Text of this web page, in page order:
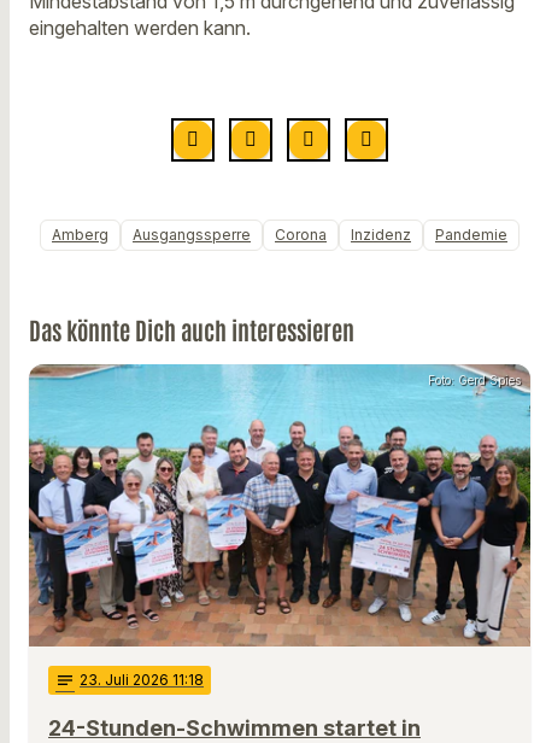
eingehalten werden kann.
Amberg Ausgangssperre Corona Inzidenz Pandemie
Das könnte Dich auch interessieren
Foto: Gerd Spies
notes 23. Juli 2026 11:18
24-Stunden-Schwimmen startet in